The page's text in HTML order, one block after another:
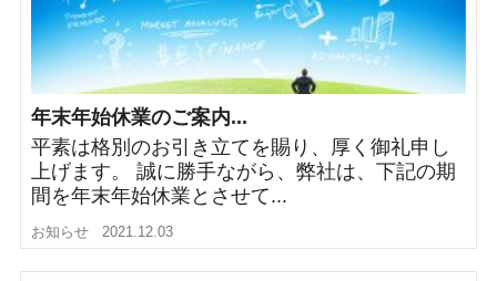
年末年始休業のご案内...
平素は格別のお引き立てを賜り、厚く御礼申し
上げます。 誠に勝手ながら、弊社は、下記の期
間を年末年始休業とさせて...
お知らせ 2021.12.03